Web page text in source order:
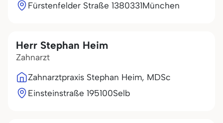
Fürstenfelder Straße 1380331München
Herr Stephan Heim
Zahnarzt
Zahnarztpraxis Stephan Heim, MDSc
Einsteinstraße 195100Selb